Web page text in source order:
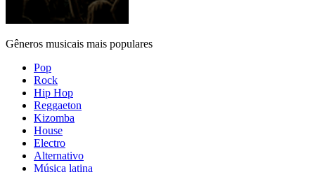
Gêneros musicais mais populares
Pop
Rock
Hip Hop
Reggaeton
Kizomba
House
Electro
Alternativo
Música latina